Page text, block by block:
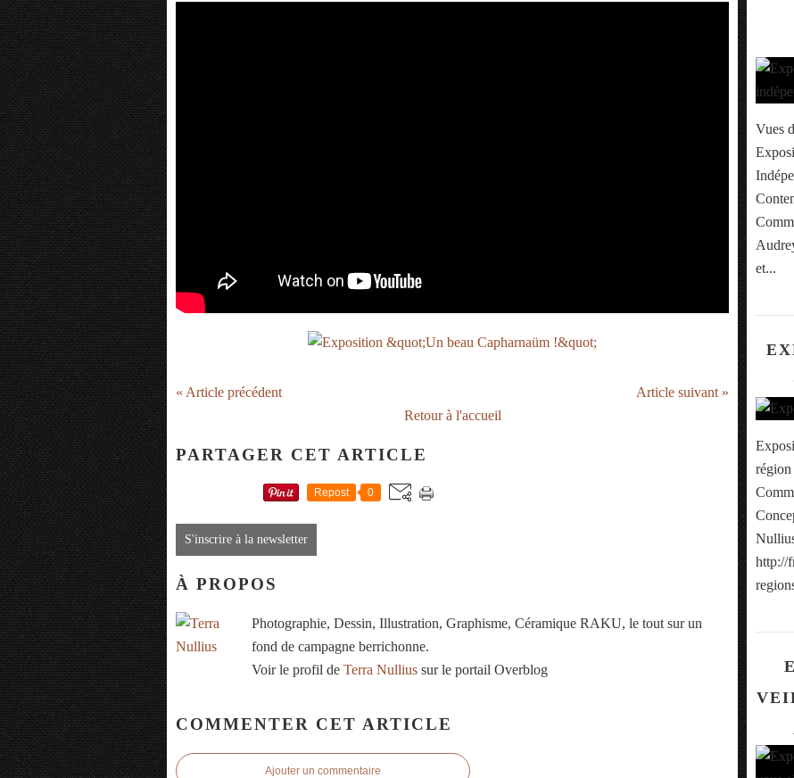
« Article précédent
Article suivant »
Retour à l'accueil
PARTAGER CET ARTICLE
Repost 0
S'inscrire à la newsletter
À PROPOS
Photographie, Dessin, Illustration, Graphisme, Céramique RAKU, le tout sur un
fond de campagne berrichonne.
Voir le profil de Terra Nullius sur le portail Overblog
COMMENTER CET ARTICLE
Ajouter un commentaire
Vues
et...
http://